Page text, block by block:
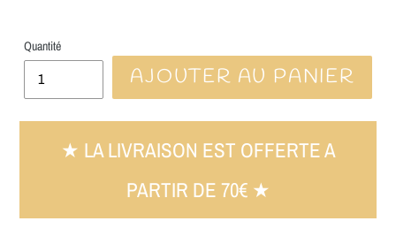
Quantité
AJOUTER AU PANIER